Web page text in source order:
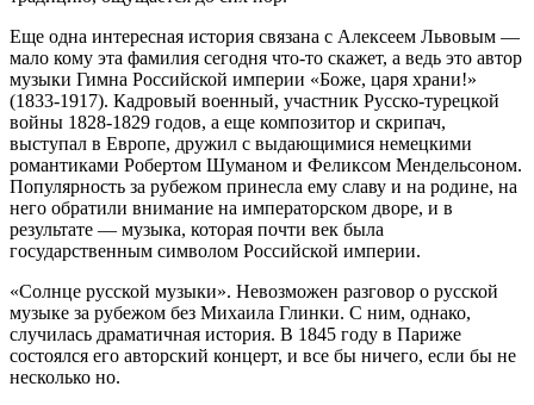
Еще одна интересная история связана с Алексеем Львовым —
мало кому эта фамилия сегодня что-то скажет, а ведь это автор
музыки Гимна Российской империи «Боже, царя храни!»
(1833-1917). Кадровый военный, участник Русско-турецкой
войны 1828-1829 годов, а еще композитор и скрипач,
выступал в Европе, дружил с выдающимися немецкими
романтиками Робертом Шуманом и Феликсом Мендельсоном.
Популярность за рубежом принесла ему славу и на родине, на
него обратили внимание на императорском дворе, и в
результате — музыка, которая почти век была
государственным символом Российской империи.
«Солнце русской музыки». Невозможен разговор о русской
музыке за рубежом без Михаила Глинки. С ним, однако,
случилась драматичная история. В 1845 году в Париже
состоялся его авторский концерт, и все бы ничего, если бы не
несколько но.